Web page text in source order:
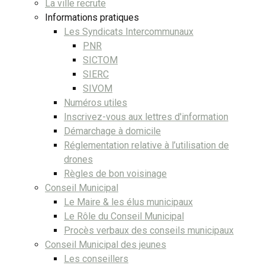
La ville recrute
Informations pratiques
Les Syndicats Intercommunaux
PNR
SICTOM
SIERC
SIVOM
Numéros utiles
Inscrivez-vous aux lettres d'information
Démarchage à domicile
Réglementation relative à l’utilisation de
drones
Règles de bon voisinage
Conseil Municipal
Le Maire & les élus municipaux
Le Rôle du Conseil Municipal
Procès verbaux des conseils municipaux
Conseil Municipal des jeunes
Les conseillers